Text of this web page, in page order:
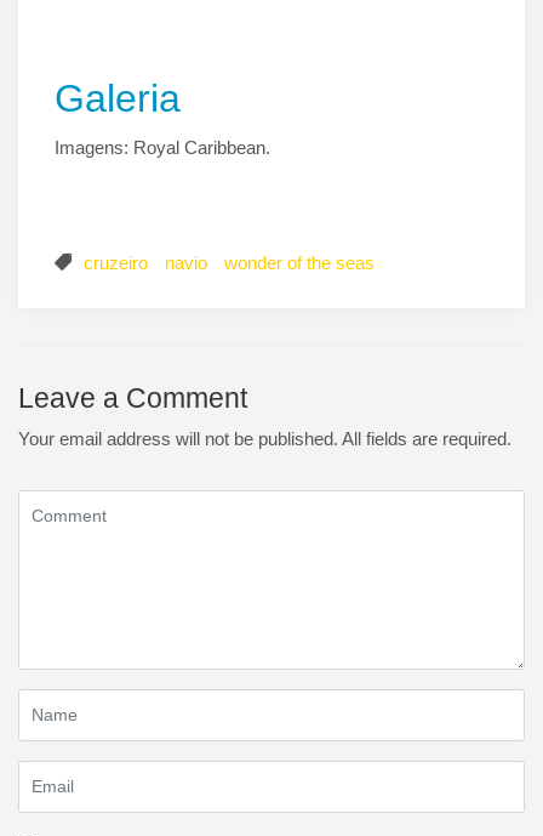
Galeria
Imagens: Royal Caribbean.
cruzeiro navio wonder of the seas
Leave a Comment
Your email address will not be published. All fields are required.